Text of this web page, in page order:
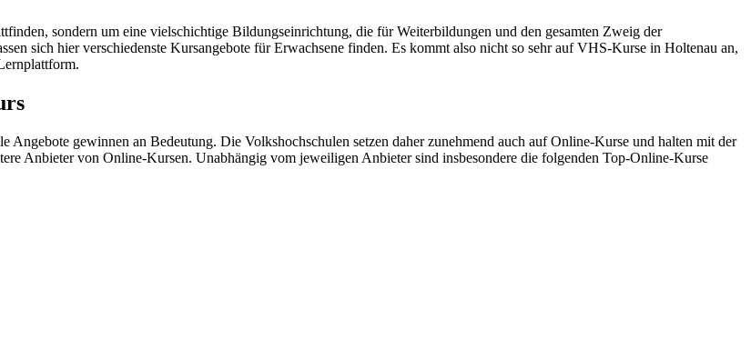
sondern um eine vielschichtige Bildungseinrichtung, die für Weiterbildungen und den gesamten Zweig der
sich hier verschiedenste Kursangebote für Erwachsene finden. Es kommt also nicht so sehr auf VHS-Kurse in Holtenau an,
gewinnen an Bedeutung. Die Volkshochschulen setzen daher zunehmend auch auf Online-Kurse und halten mit der
Anbieter von Online-Kursen. Unabhängig vom jeweiligen Anbieter sind insbesondere die folgenden Top-Online-Kurse